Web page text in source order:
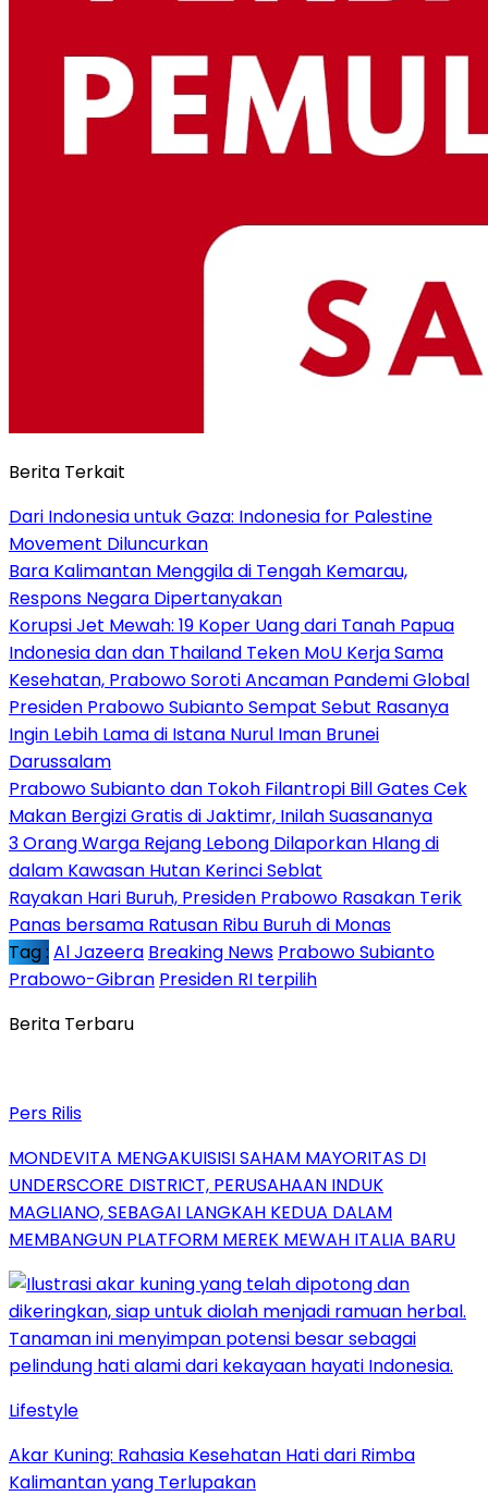
Berita Terkait
Dari Indonesia untuk Gaza: Indonesia for Palestine
Movement Diluncurkan
Bara Kalimantan Menggila di Tengah Kemarau,
Respons Negara Dipertanyakan
Korupsi Jet Mewah: 19 Koper Uang dari Tanah Papua
Indonesia dan dan Thailand Teken MoU Kerja Sama
Kesehatan, Prabowo Soroti Ancaman Pandemi Global
Presiden Prabowo Subianto Sempat Sebut Rasanya
Ingin Lebih Lama di Istana Nurul Iman Brunei
Darussalam
Prabowo Subianto dan Tokoh Filantropi Bill Gates Cek
Makan Bergizi Gratis di Jaktimr, Inilah Suasananya
3 Orang Warga Rejang Lebong Dilaporkan Hlang di
dalam Kawasan Hutan Kerinci Seblat
Rayakan Hari Buruh, Presiden Prabowo Rasakan Terik
Panas bersama Ratusan Ribu Buruh di Monas
Tag : Al Jazeera Breaking News Prabowo Subianto
Prabowo-Gibran Presiden RI terpilih
Berita Terbaru
Pers Rilis
MONDEVITA MENGAKUISISI SAHAM MAYORITAS DI
UNDERSCORE DISTRICT, PERUSAHAAN INDUK
MAGLIANO, SEBAGAI LANGKAH KEDUA DALAM
MEMBANGUN PLATFORM MEREK MEWAH ITALIA BARU
Lifestyle
Akar Kuning: Rahasia Kesehatan Hati dari Rimba
Kalimantan yang Terlupakan